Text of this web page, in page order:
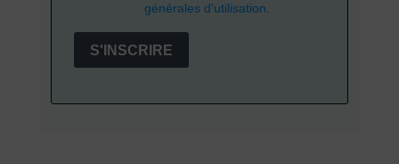
générales d'utilisation.
S'INSCRIRE